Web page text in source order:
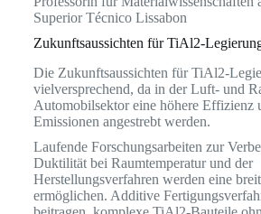
Superior Técnico Lissabon
Zukunftsaussichten für TiAl2-
Die Zukunftsaussichten für TiAl2-
vielversprechend, da in der Luft- und
Automobilsektor eine höhere Effizienz
Emissionen angestrebt werden.
Laufende Forschungsarbeiten zur
Duktilität bei Raumtemperatur und der
Herstellungsverfahren werden eine
ermöglichen. Additive